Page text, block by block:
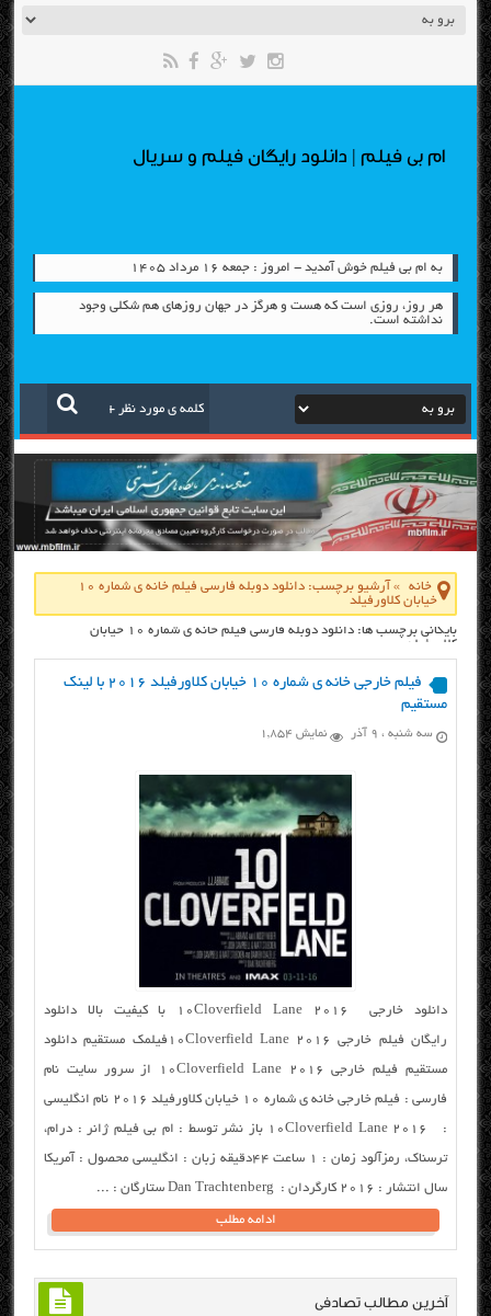
ام بی فیلم | دانلود رایگان فیلم و سریال
به ام بی فیلم خوش آمدید - امروز : جمعه ۱۶ مرداد ۱۴۰۵
هر روز، روزي است كه هست و هرگز در جهان روزهاي هم شكلي وجود
نداشته است.
خانه »
آرشیو برچسب: دانلود دوبله فارسی فیلم خانه ی شماره 10
خیابان کلاورفیلد
بایگانی برچسب ها: دانلود دوبله فارسی فیلم خانه ی شماره 10 خیابان
کلاورفیلد
فیلم خارجی خانه ی شماره ۱۰ خیابان کلاورفیلد ۲۰۱۶ با لینک
مستقیم
سه شنبه ، ۹ آذر نمایش 1,854
دانلود خارجی ۱۰Cloverfield Lane 2016 با کیفیت بالا دانلود
رایگان فیلم خارجی ۱۰Cloverfield Lane ۲۰۱۶فیلمک مستقیم دانلود
مستقیم فیلم خارجی ۱۰Cloverfield Lane 2016 از سرور سایت نام
فارسی : فیلم خارجی خانه ی شماره ۱۰ خیابان کلاورفیلد ۲۰۱۶ نام انگلیسی
: ۱۰Cloverfield Lane 2016 باز نشر توسط : ام بی فیلم ژانر : درام،
ترسناک، رمزآلود زمان : ۱ ساعت ۴۴دقیقه زبان : انگلیسی محصول : آمریکا
سال انتشار : ۲۰۱۶ کارگردان : Dan Trachtenberg ستارگان : ...
ادامه مطلب
آخرین مطالب تصادفی